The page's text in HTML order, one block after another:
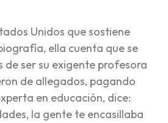
Unidos que sostiene
ella cuenta que se
de ser su exigente profesora
de allegados, pagando
en educación, dice:
la gente te encasillaba